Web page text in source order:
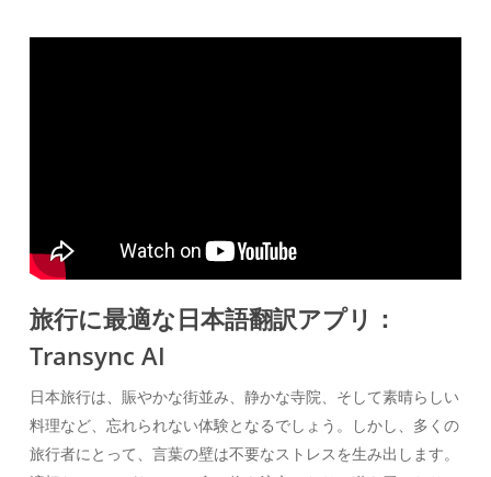
旅行に最適な日本語翻訳アプリ：
Transync AI
日本旅行は、賑やかな街並み、静かな寺院、そして素晴らしい
料理など、忘れられない体験となるでしょう。しかし、多くの
旅行者にとって、言葉の壁は不要なストレスを生み出します。